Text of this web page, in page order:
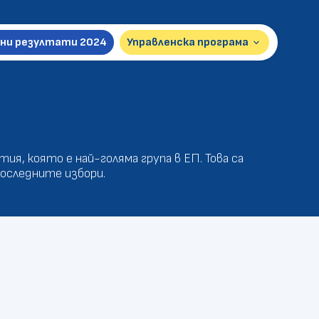
резултати 2024 Управленска програма keyboard_arrow_down
която е най-голяма група в ЕП. Това са
избори.